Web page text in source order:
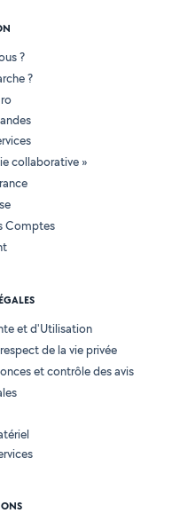
?
?
collaborative »
Comptes
et d'Utilisation
de la vie privée
et contrôle des avis